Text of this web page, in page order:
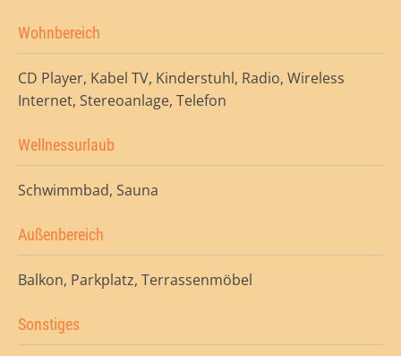
Wohnbereich
CD Player, Kabel TV, Kinderstuhl, Radio, Wireless
Internet, Stereoanlage, Telefon
Wellnessurlaub
Schwimmbad, Sauna
Außenbereich
Balkon, Parkplatz, Terrassenmöbel
Sonstiges